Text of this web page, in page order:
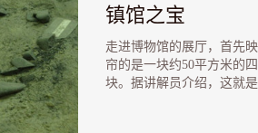
镇馆之宝
走进博物馆的展厅，首先
帘的是一块约50平方米的
块。据讲解员介绍，这就